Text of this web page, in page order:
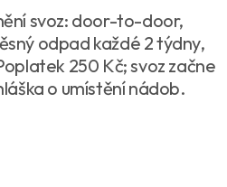
svoz: door-to-door,
odpad každé 2 týdny,
250 Kč; svoz začne
o umístění nádob.